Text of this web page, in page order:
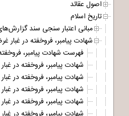
اصول عقائد
تاریخ اسلام
مبانی اعتبار سنجی سند
شهادت پیامبر، فروخفته در غبار
فهرست شهادت پیامبر،
شهادت پیامبر، فروخفته در
شهادت پیامبر، فروخفته در
شهادت پیامبر، فروخفته در
شهادت پیامبر، فروخفته در